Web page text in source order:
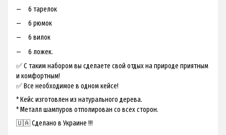
6 тарелок
6 рюмок
6 вилок
6 ложек.
✅ С таким набором вы сделаете свой отдых на природе приятным
и комфортным!
✅ Все необходимое в одном кейсе!
* Кейс изготовлен из натурального дерева.
* Металл шампуров отполирован со всех сторон.
🇺🇦 Сделано в Украине !!!